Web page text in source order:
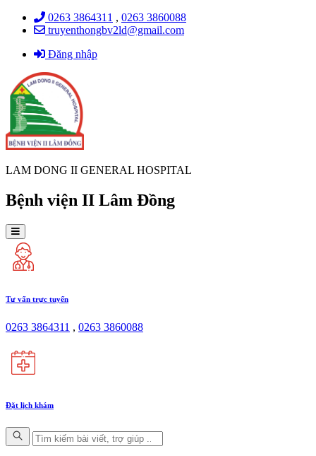
0263 3864311 , 0263 3860088
truyenthongbv2ld@gmail.com
Đăng nhập
LAM DONG II GENERAL HOSPITAL
Bệnh viện II Lâm Đồng
Tư vấn trực tuyến
0263 3864311 , 0263 3860088
Đặt lịch khám